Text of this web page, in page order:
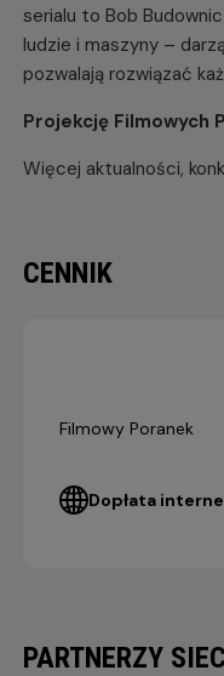
serialu to Bob
ludzie i maszyny –
pozwalają rozwiązać
Projekcję Filmowych
Więcej aktualności,
CENNIK
Filmowy Poranek
Dopłata
PARTNERZY